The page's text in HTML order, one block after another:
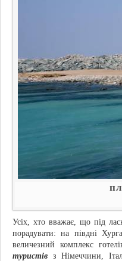
Усіх, хто вважає, що під
порадувати: на півдні
величезний комплекс
туристів з Німеччини,